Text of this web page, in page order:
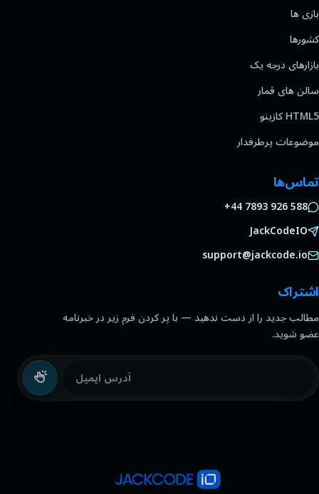
بازی ها
کشورها
بازارهای درجه یک
سالن های قمار
HTML5 کازینو
موضوعات پرطرفدار
تماس‌ها
+44 7893 926 588
JackCodeIO
support@jackcode.io
اشتراک
مطالب جدید را از دست ندهید — با پر کردن فرم زیر در خبرنامه
عضو شوید.